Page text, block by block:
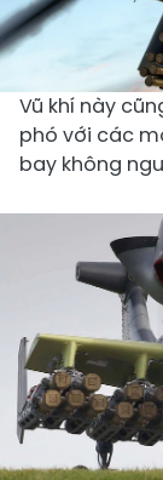
Vũ khí này
phó với các
bay không